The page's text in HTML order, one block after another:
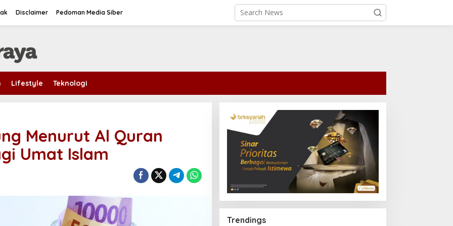
Disclaimer Pedoman Media Siber
Lifestyle Teknologi
Menurut Al Quran
Umat Islam
Trendings